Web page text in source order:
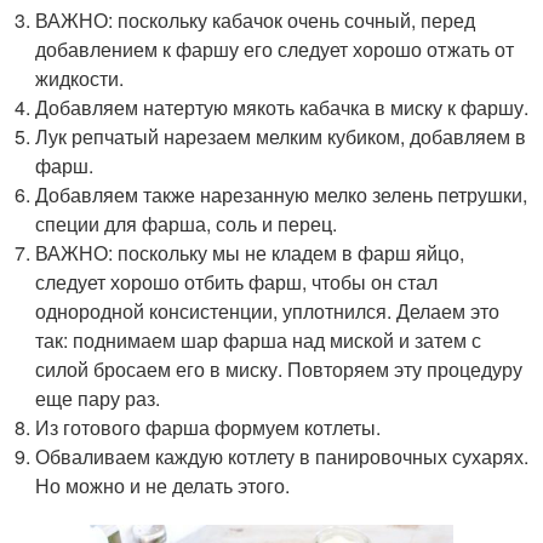
ВАЖНО: поскольку кабачок очень сочный, перед
добавлением к фаршу его следует хорошо отжать от
жидкости.
Добавляем натертую мякоть кабачка в миску к фаршу.
Лук репчатый нарезаем мелким кубиком, добавляем в
фарш.
Добавляем также нарезанную мелко зелень петрушки,
специи для фарша, соль и перец.
ВАЖНО: поскольку мы не кладем в фарш яйцо,
следует хорошо отбить фарш, чтобы он стал
однородной консистенции, уплотнился. Делаем это
так: поднимаем шар фарша над миской и затем с
силой бросаем его в миску. Повторяем эту процедуру
еще пару раз.
Из готового фарша формуем котлеты.
Обваливаем каждую котлету в панировочных сухарях.
Но можно и не делать этого.